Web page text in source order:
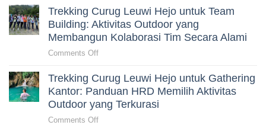
HRD
Sebelum
Memilih
Aktivitas
Sentul
Goa
Garunggang
untuk
Team
Building
yang
Menghubungkan
Trekking Curug Leuwi Hejo untuk Team
Building: Aktivitas Outdoor yang
Membangun Kolaborasi Tim Secara Alami
Comments Offon
Curug
Leuwi
untuk
Trekking Curug Leuwi Hejo untuk Gathering
Kantor: Panduan HRD Memilih Aktivitas
Outdoor yang Terkurasi
Comments Offon